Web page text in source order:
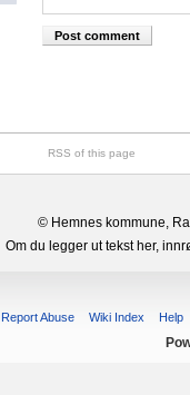
RSS of this page
© Hemnes kommune,
Om du legger ut tekst her,
Report Abuse Wiki Index Help